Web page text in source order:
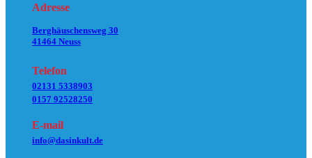
Adresse
Berghäuschensweg 30
41464 Neuss
Telefon
02131 5338903
0157 92528250
E-mail
info@dasinkult.de